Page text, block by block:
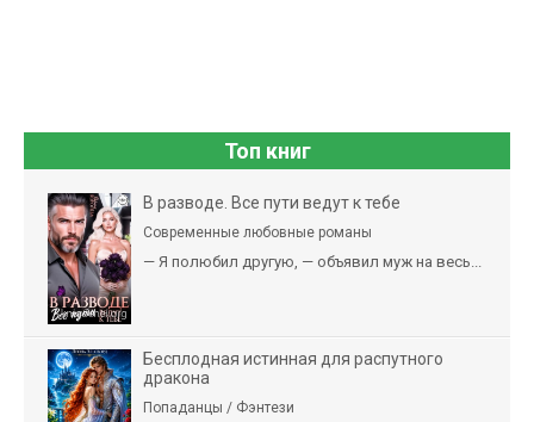
Топ книг
В разводе. Все пути ведут к тебе
Современные любовные романы
— Я полюбил другую, — объявил муж на весь...
Бесплодная истинная для распутного
дракона
Попаданцы / Фэнтези